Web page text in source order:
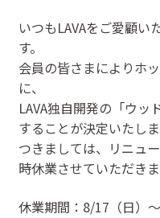
いつもLAVAをご愛顧い
す。
会員の皆さまによりホ
に、
LAVA独自開発の「ウッ
することが決定いたしま
つきましては、リニュ
時休業させていただきま
休業期間：8/17（日）～